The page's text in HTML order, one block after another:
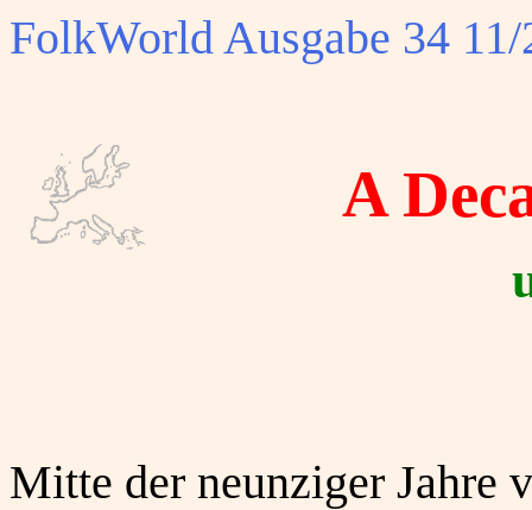
FolkWorldAusgabe 34
A
Mitte der neunziger Jahre